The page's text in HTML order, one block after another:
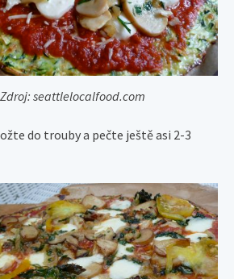
Zdroj: seattlelocalfood.com
do trouby a pečte ještě asi 2-3